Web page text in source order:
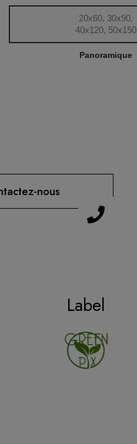
20x60, 30x90,
40x120, 50x150
Panoramique
nous
Label